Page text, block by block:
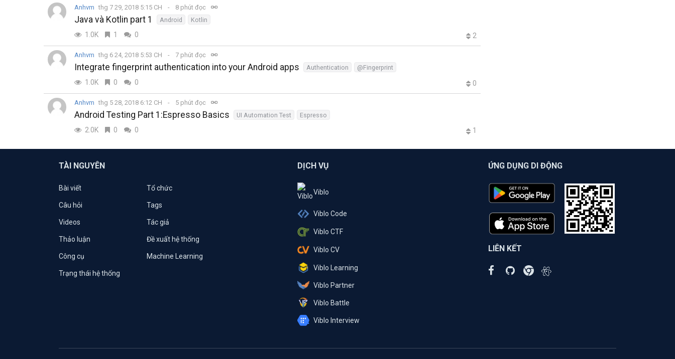
Anhvm thg 7 29, 2018 5:15 CH 8 phút đọc
Java và Kotlin part 1 Android Kotlin
1.0K 1 0 2
Anhvm thg 6 24, 2018 5:53 CH 7 phút đọc
Integrate fingerprint authentication into your Android apps Authentication @Fingerprint
1.0K 0 0 0
Anhvm thg 5 28, 2018 6:12 CH 5 phút đọc
Android Testing Part 1:Espresso Basics UI Automation Test Espresso
2.0K 0 0 1
TÀI NGUYÊN
Bài viết Tổ chức
Câu hỏi Tags
Videos Tác giả
Thảo luận Đề xuất hệ thống
Công cụ Machine Learning
Trạng thái hệ thống
DỊCH VỤ
Viblo
Viblo Code
Viblo CTF
Viblo CV
Viblo Learning
Viblo Partner
Viblo Battle
Viblo Interview
ỨNG DỤNG DI ĐỘNG
LIÊN KẾT